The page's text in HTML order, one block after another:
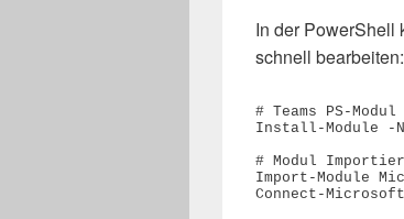
In der PowerShell
schnell bearbeiten:
# Teams PS-
Install-Module -
# Modul
Import-Module
Connect-